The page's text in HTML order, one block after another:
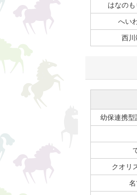
はなの
へい
西川
幼保連携型
クオリ